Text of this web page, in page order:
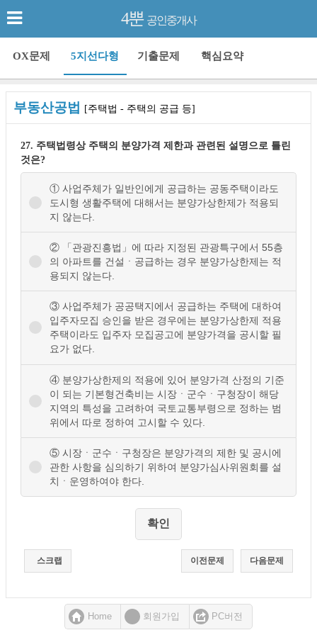
4뿐 공인중개사
OX문제 5지선다형 기출문제 핵심요약
부동산공법 [주택법 - 주택의 공급 등]
27. 주택법령상 주택의 분양가격 제한과 관련된 설명으로 틀린
것은?
① 사업주체가 일반인에게 공급하는 공동주택이라도
도시형 생활주택에 대해서는 분양가상한제가 적용되
지 않는다.
② 「관광진흥법」에 따라 지정된 관광특구에서 55층
의 아파트를 건설ㆍ공급하는 경우 분양가상한제는 적
용되지 않는다.
③ 사업주체가 공공택지에서 공급하는 주택에 대하여
입주자모집 승인을 받은 경우에는 분양가상한제 적용
주택이라도 입주자 모집공고에 분양가격을 공시할 필
요가 없다.
④ 분양가상한제의 적용에 있어 분양가격 산정의 기준
이 되는 기본형건축비는 시장ㆍ군수ㆍ구청장이 해당
지역의 특성을 고려하여 국토교통부령으로 정하는 범
위에서 따로 정하여 고시할 수 있다.
⑤ 시장ㆍ군수ㆍ구청장은 분양가격의 제한 및 공시에
관한 사항을 심의하기 위하여 분양가심사위원회를 설
치ㆍ운영하여야 한다.
스크랩 다음문제
이전문제
Home 회원가입 PC버전